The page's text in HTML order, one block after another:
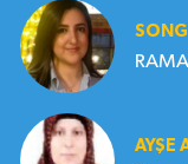
AYŞE